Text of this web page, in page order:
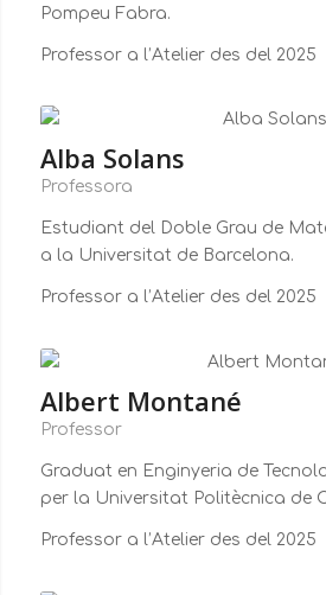
Pompeu Fabra.
Professor a l’Atelier des del 2025
Alba Solans
Professora
Estudiant del Doble Grau de
a la Universitat de Barcelona.
Professor a l’Atelier des del 2025
Albert Montané
Professor
Graduat en Enginyeria de
per la Universitat Politècnica de
Professor a l’Atelier des del 2025